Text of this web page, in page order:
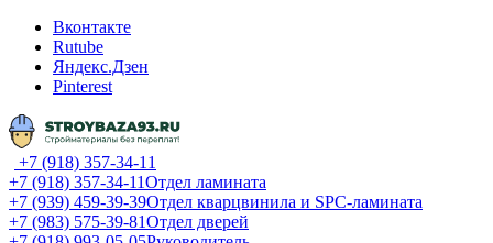
Вконтакте
Rutube
Яндекс.Дзен
Pinterest
+7 (918) 357-34-11
+7 (918) 357-34-11Отдел ламината
+7 (939) 459-39-39Отдел кварцвинила и SPC-ламината
+7 (983) 575-39-81Отдел дверей